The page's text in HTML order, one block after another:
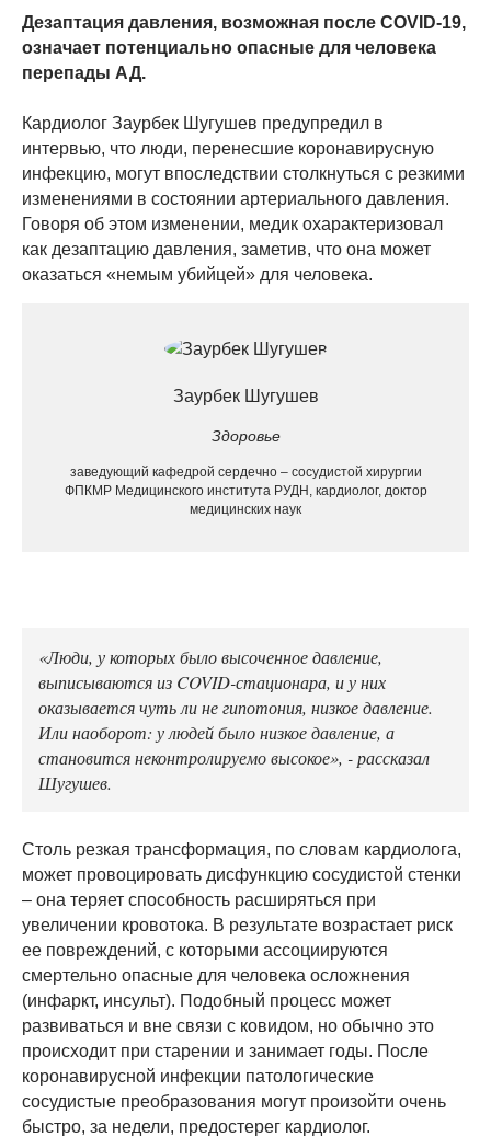
Дезаптация давления, возможная после COVID-19,
означает потенциально опасные для человека
перепады АД.
Кардиолог Заурбек Шугушев предупредил в
интервью, что люди, перенесшие коронавирусную
инфекцию, могут впоследствии столкнуться с резкими
изменениями в состоянии артериального давления.
Говоря об этом изменении, медик охарактеризовал
как дезаптацию давления, заметив, что она может
оказаться «немым убийцей» для человека.
Заурбек Шугушев
Здоровье
заведующий кафедрой сердечно – сосудистой хирургии
ФПКМР Медицинского института РУДН, кардиолог, доктор
медицинских наук
«Люди, у которых было высоченное давление,
выписываются из COVID-стационара, и у них
оказывается чуть ли не гипотония, низкое давление.
Или наоборот: у людей было низкое давление, а
становится неконтролируемо высокое», - рассказал
Шугушев.
Столь резкая трансформация, по словам кардиолога,
может провоцировать дисфункцию сосудистой стенки
– она теряет способность расширяться при
увеличении кровотока. В результате возрастает риск
ее повреждений, с которыми ассоциируются
смертельно опасные для человека осложнения
(инфаркт, инсульт). Подобный процесс может
развиваться и вне связи с ковидом, но обычно это
происходит при старении и занимает годы. После
коронавирусной инфекции патологические
сосудистые преобразования могут произойти очень
быстро, за недели, предостерег кардиолог.